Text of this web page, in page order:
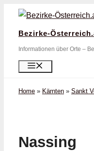
Zum
springen
Bezirke-
Informationen über Orte –
Home » Kärnten » Sankt
Nassing